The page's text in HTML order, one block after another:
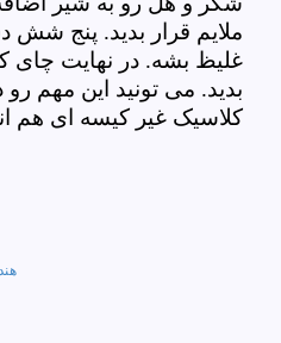
ملایم قرار بدید. پنج شش
غلیظ بشه. در نهایت چای
بدید. می تونید این مهم
کلاسیک غیر کیسه ای هم